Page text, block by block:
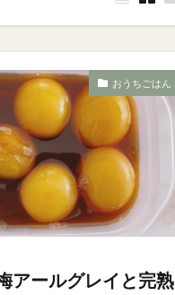
おうちごはん
アールグレイと完熟